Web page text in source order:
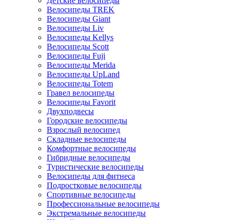
Велосипеды TREK
Велосипеды Giant
Велосипеды Liv
Велосипеды Kellys
Велосипеды Scott
Велосипеды Fuji
Велосипеды Merida
Велосипеды UpLand
Велосипеды Totem
Гравел велосипеды
Велосипеды Favorit
Двухподвесы
Городские велосипеды
Взрослый велосипед
Складные велосипеды
Комфортные велосипеды
Гибридные велосипеды
Туристические велосипеды
Велосипеды для фитнеса
Подростковые велосипеды
Спортивные велосипеды
Профессиональные велосипеды
Экстремальные велосипеды